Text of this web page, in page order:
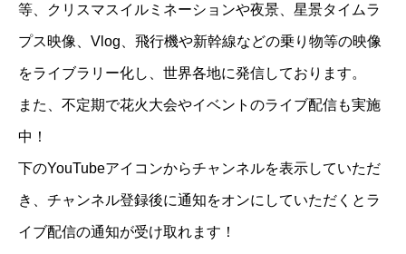
等、クリスマスイルミネーションや夜景、星景タイムラ
プス映像、Vlog、飛行機や新幹線などの乗り物等の映像
をライブラリー化し、世界各地に発信しております。
また、不定期で花火大会やイベントのライブ配信も実施
中！
下のYouTubeアイコンからチャンネルを表示していただ
き、チャンネル登録後に通知をオンにしていただくとラ
イブ配信の通知が受け取れます！